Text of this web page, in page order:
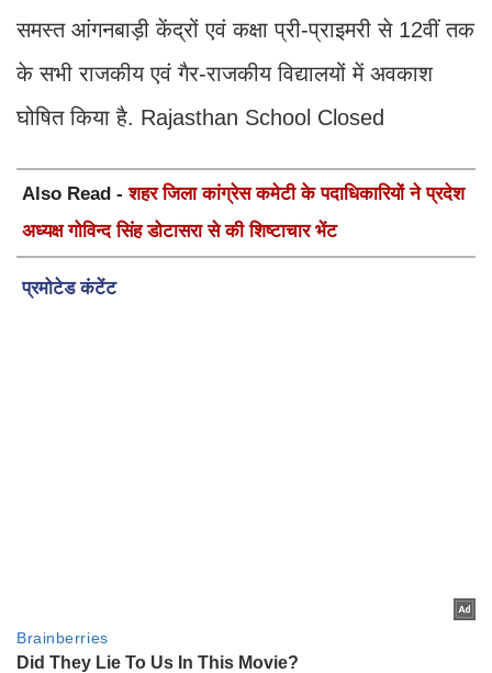
समस्त आंगनबाड़ी केंद्रों एवं कक्षा प्री-प्राइमरी से 12वीं तक
के सभी राजकीय एवं गैर-राजकीय विद्यालयों में अवकाश
घोषित किया है. Rajasthan School Closed
Also Read -शहर जिला कांग्रेस कमेटी के पदाधिकारियों ने प्रदेश
अध्यक्ष गोविन्द सिंह डोटासरा से की शिष्टाचार भेंट